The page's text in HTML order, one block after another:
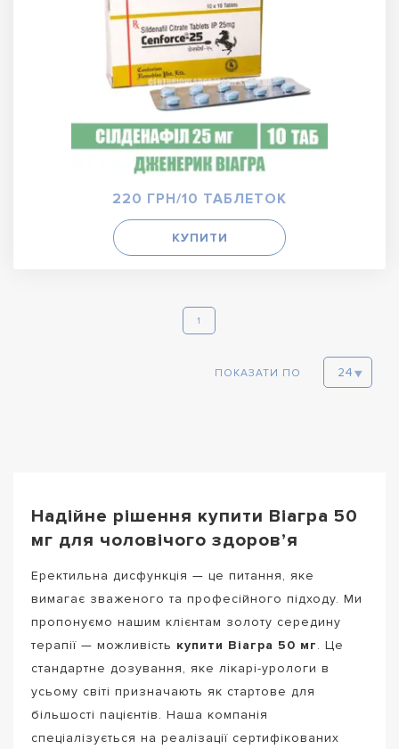
220 ГРН/10 ТАБЛЕТОК
КУПИТИ
1
ПОКАЗАТИ ПО
Надійне рішення купити Віагра 50
мг для чоловічого здоров’я
Еректильна дисфункція — це питання, яке
вимагає зваженого та професійного підходу. Ми
пропонуємо нашим клієнтам золоту середину
терапії — можливість купити Віагра 50 мг. Це
стандартне дозування, яке лікарі-урологи в
усьому світі призначають як стартове для
більшості пацієнтів. Наша компанія
спеціалізується на реалізації сертифікованих